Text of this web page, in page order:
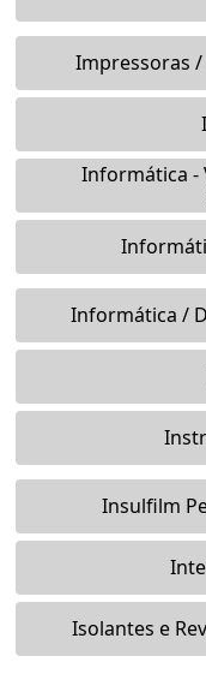
Impressoras /
Informática -
Informática /
Insulfilm
Isolantes e